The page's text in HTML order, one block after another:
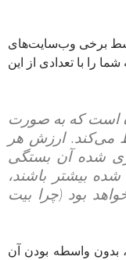
برخی وب‌سایت‌های
را با تعدادی از این
است که به صورت
می‌کند. ارزش هر
شده آن بستگی
بیشتر باشند،
بود (چرا بیت
بدون واسطه بودن آن